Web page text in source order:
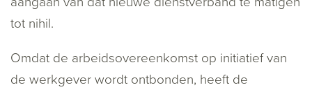
tot nihil.
Omdat de arbeidsovereenkomst op initiatief van
de werkgever wordt ontbonden, heeft de